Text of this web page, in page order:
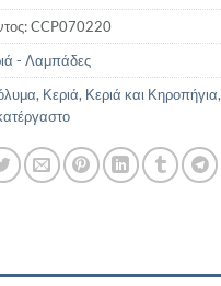
CCP070220
- Λαμπάδες
, Κεριά, Κεριά και Κηροπήγια,